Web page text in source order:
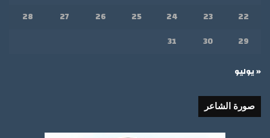
22
23
24
25
26
27
28
29
30
31
« يوليو
صورة الشاعر